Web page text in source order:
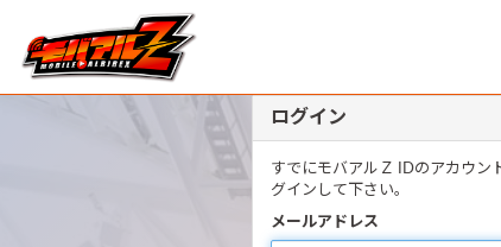
ログイン
すでにモバアルＺ IDのアカウン
グインして下さい。
メールアドレス